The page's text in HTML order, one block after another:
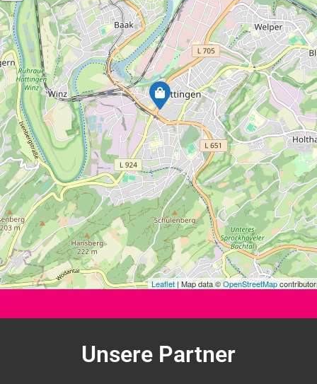
Leaflet| Map data ©OpenStreetMap
Unsere Partner